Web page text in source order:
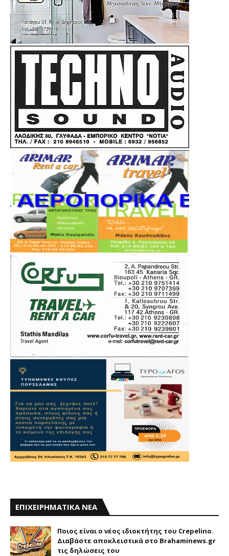
ΕΠΙΧΕΙΡΗΜΑΤΙΚΑ ΝΕΑ
Ποιος είναι ο νέος ιδιοκτήτης του Crepelino.
Διαβάστε αποκλειστικά στο Brahaminews.gr
τις δηλώσεις του